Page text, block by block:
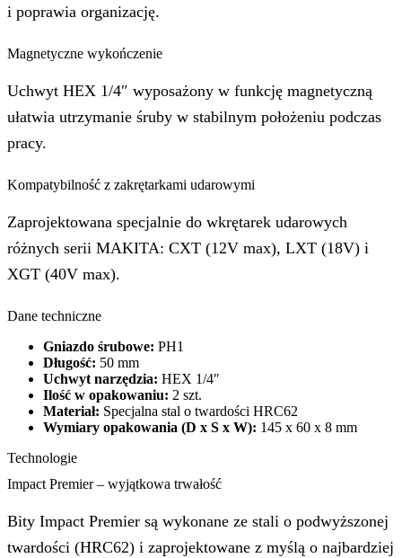
i poprawia organizację.
Magnetyczne wykończenie
Uchwyt HEX 1/4″ wyposażony w funkcję magnetyczną
ułatwia utrzymanie śruby w stabilnym położeniu podczas
pracy.
Kompatybilność z zakrętarkami udarowymi
Zaprojektowana specjalnie do wkrętarek udarowych
różnych serii MAKITA: CXT (12V max), LXT (18V) i
XGT (40V max).
Dane techniczne
Gniazdo śrubowe: PH1
Długość: 50 mm
Uchwyt narzędzia: HEX 1/4″
Ilość w opakowaniu: 2 szt.
Materiał: Specjalna stal o twardości HRC62
Wymiary opakowania (D x S x W): 145 x 60 x 8 mm
Technologie
Impact Premier – wyjątkowa trwałość
Bity Impact Premier są wykonane ze stali o podwyższonej
twardości (HRC62) i zaprojektowane z myślą o najbardziej